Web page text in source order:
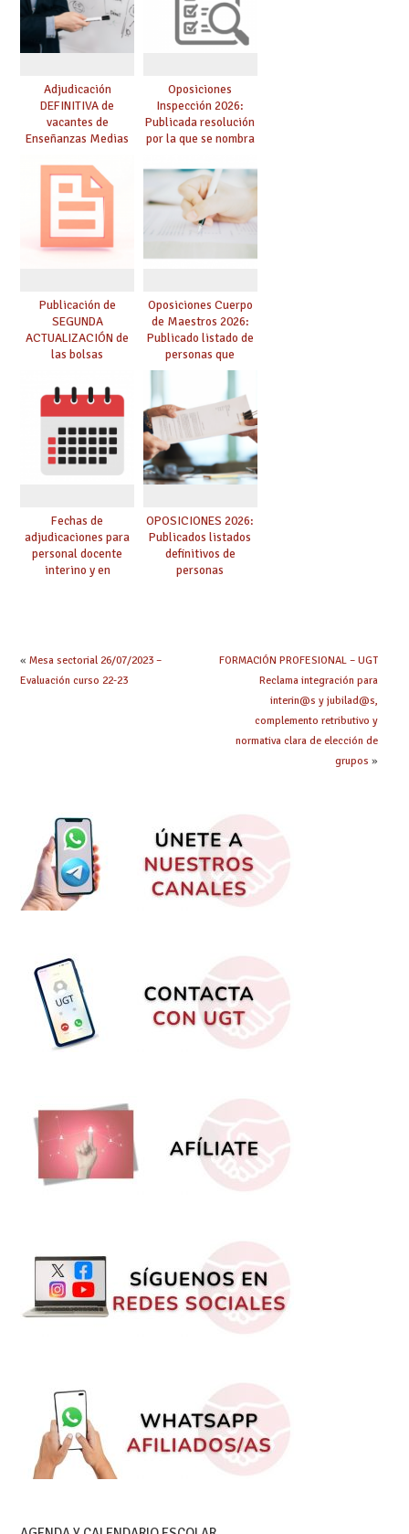
Adjudicación
DEFINITIVA de
vacantes de
Enseñanzas Medias
Oposiciones
Inspección 2026:
Publicada resolución
por la que se nombra
prácticas, se regulan
dichas prácticas y se
convoca acto público
de adjudicación
Publicación de
SEGUNDA
ACTUALIZACIÓN de
las bolsas
Cuerpo de Maestros
de especialidades
convocadas a
oposición
Oposiciones Cuerpo
de Maestros 2026:
Publicado listado de
personas que
adquieren nueva
especialidad
Fechas de
adjudicaciones para
personal docente
interino y en
OPOSICIONES 2026:
Publicados listados
definitivos de
personas
« Mesa sectorial 26/07/2023 –
Evaluación curso 22-23
FORMACIÓN PROFESIONAL – UGT
Reclama integración para
interin@s y jubilad@s,
complemento retributivo y
normativa clara de elección de
grupos »